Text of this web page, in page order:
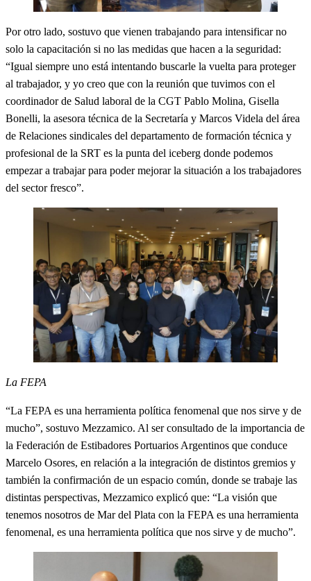
Por otro lado, sostuvo que vienen trabajando para intensificar no
solo la capacitación si no las medidas que hacen a la seguridad:
“Igual siempre uno está intentando buscarle la vuelta para proteger
al trabajador, y yo creo que con la reunión que tuvimos con el
coordinador de Salud laboral de la CGT Pablo Molina, Gisella
Bonelli, la asesora técnica de la Secretaría y Marcos Videla del área
de Relaciones sindicales del departamento de formación técnica y
profesional de la SRT es la punta del iceberg donde podemos
empezar a trabajar para poder mejorar la situación a los trabajadores
del sector fresco”.
La FEPA
“La FEPA es una herramienta política fenomenal que nos sirve y de
mucho”, sostuvo Mezzamico. Al ser consultado de la importancia de
la Federación de Estibadores Portuarios Argentinos que conduce
Marcelo Osores, en relación a la integración de distintos gremios y
también la confirmación de un espacio común, donde se trabaje las
distintas perspectivas, Mezzamico explicó que: “La visión que
tenemos nosotros de Mar del Plata con la FEPA es una herramienta
fenomenal, es una herramienta política que nos sirve y de mucho”.